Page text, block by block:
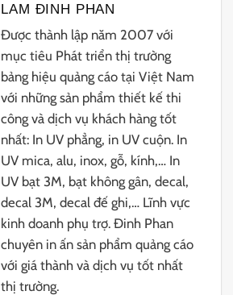
LAM ĐINH PHAN
Được thành lập năm 2007 với
mục tiêu Phát triển thị trường
bảng hiệu quảng cáo tại Việt Nam
với những sản phẩm thiết kế thi
công và dịch vụ khách hàng tốt
nhất: In UV phẳng, in UV cuộn. In
UV mica, alu, inox, gỗ, kính,… In
UV bạt 3M, bạt không gân, decal,
decal 3M, decal đế ghi,… Lĩnh vực
kinh doanh phụ trợ. Đinh Phan
chuyên in ấn sản phẩm quảng cáo
với giá thành và dịch vụ tốt nhất
thị trường.